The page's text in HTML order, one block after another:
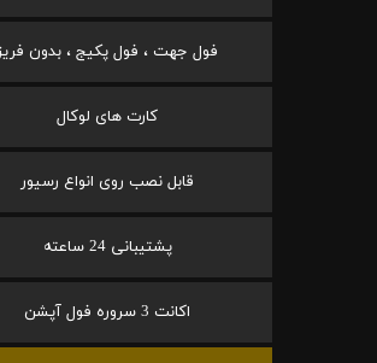
فول جهت ، فول پکیج ، بدون فریز
کارت های لوکال
قابل نصب روی انواع رسیور
پشتیبانی 24 ساعته
اکانت 3 سروره فول آپشن